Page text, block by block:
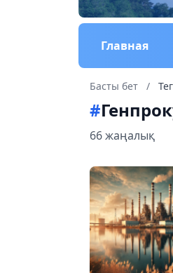
Главная
Басты бет / Тег
#
66 жаңалық